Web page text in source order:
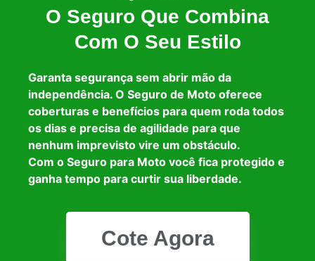
O Seguro Que Combina
Com O Seu Estilo
Garanta segurança sem abrir mão da
independência. O Seguro de Moto oferece
coberturas e benefícios para quem roda todos
os dias e precisa de agilidade para que
nenhum imprevisto vire um obstáculo.
Com o Seguro para Moto você fica protegido e
ganha tempo para curtir sua liberdade.
Cote Agora